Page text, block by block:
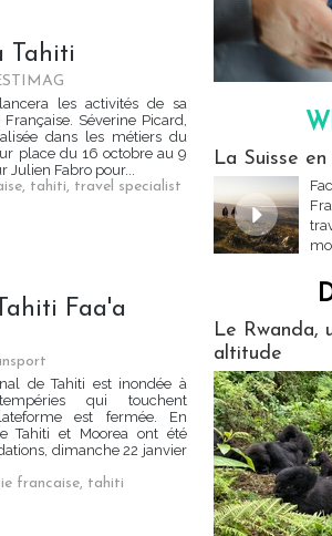
Tahiti
les activités de sa
Séverine Picard,
dans les métiers du
place du 16 octobre au 9
Julien Fabro pour...
, tahiti, travel specialist
Faa'a
de Tahiti est inondée à
qui touchent
est fermée. En
Tahiti et Moorea ont été
dimanche 22 janvier
francaise, tahiti
La Suisse
Le Rwanda,
altitude